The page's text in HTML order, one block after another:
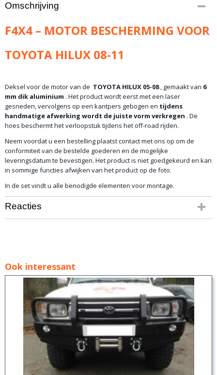
41,00 Kg
Omschrijving
F4X4 – MOTOR BESCHERMING VOOR
TOYOTA HILUX 08-11
Deksel voor de motor van de TOYOTA HILUX 05-08, gemaakt van 6
mm dik aluminium . Het product wordt eerst met een laser
gesneden, vervolgens op een kantpers gebogen en tijdens
handmatige afwerking wordt de juiste vorm verkregen . De
hoes beschermt het verloopstuk tijdens het off-road rijden.
Neem voordat u een bestelling plaatst contact met ons op om de
conformiteit van de bestelde goederen en de mogelijke
leveringsdatum te bevestigen. Het product is niet goedgekeurd en kan
in sommige functies afwijken van het product op de foto.
In de set vindt u alle benodigde elementen voor montage.
Reacties
Ook interessant